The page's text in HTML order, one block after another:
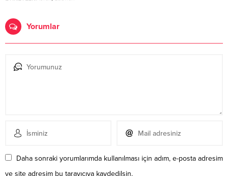
Yorumlar
Daha sonraki yorumlarımda kullanılması için adım, e-posta adresim
ve site adresim bu tarayıcıya kaydedilsin.